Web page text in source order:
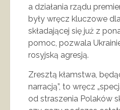
a działania rządu
były wręcz kluczowe
składającej się już z
pomoc, pozwala
rosyjską agresją.
Zresztą kłamstwa,
narracją”, to wręcz
od straszenia Polaków